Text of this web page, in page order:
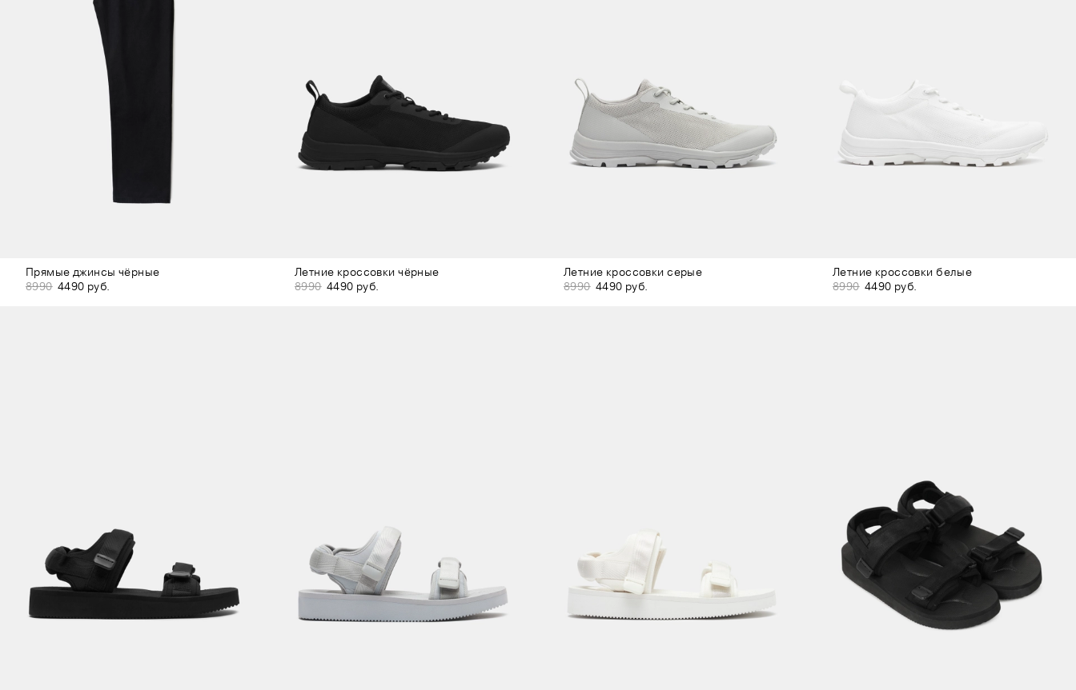
Прямые джинсы чёрные
8990 4490 руб.
Летние кроссовки чёрные
8990 4490 руб.
Летние кроссовки серые
8990 4490 руб.
Летние кроссовки белые
8990 4490 руб.